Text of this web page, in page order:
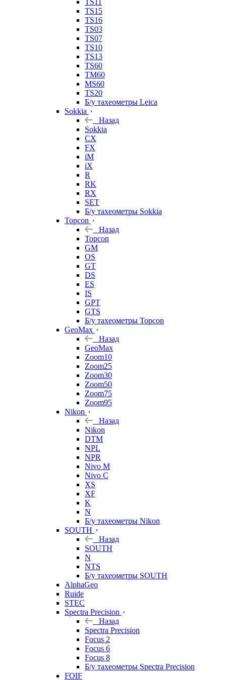
TS11
TS15
TS16
TS03
TS07
TS10
TS13
TS60
TM60
MS60
TS20
Б/у тахеометры Leica
Sokkia
Назад
Sokkia
CX
FX
iM
iX
R
RK
RX
SET
Б/у тахеометры Sokkia
Topcon
Назад
Topcon
GM
OS
GT
DS
ES
IS
GPT
GTS
Б/у тахеометры Topcon
GeoMax
Назад
GeoMax
Zoom10
Zoom25
Zoom30
Zoom50
Zoom75
Zoom95
Nikon
Назад
Nikon
DTM
NPL
NPR
Nivo M
Nivo C
XS
XF
K
N
Б/у тахеометры Nikon
SOUTH
Назад
SOUTH
N
NTS
Б/у тахеометры SOUTH
AlphaGeo
Ruide
STEC
Spectra Precision
Назад
Spectra Precision
Focus 2
Focus 6
Focus 8
Б/у тахеометры Spectra Precision
FOIF